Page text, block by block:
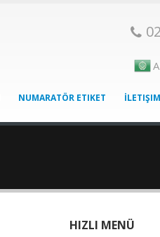
NUMARATÖR ETIKET İLETIŞIM
HIZLI MENÜ